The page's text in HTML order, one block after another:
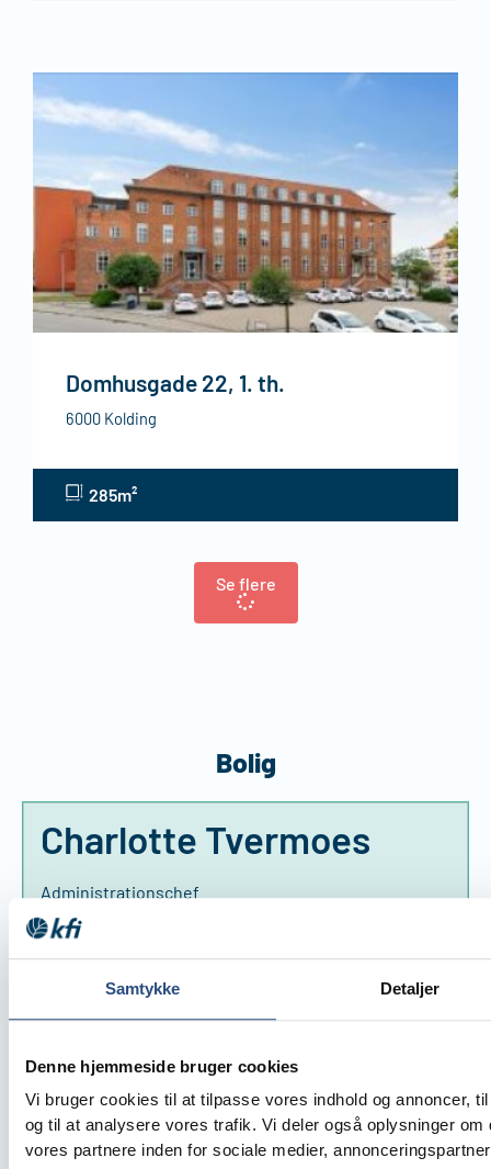
Samtykke Detaljer
Denne hjemmeside bruger cookies
Vi bruger cookies til at tilpasse vores indhold og annoncer,
og til at analysere vores trafik. Vi deler også oplysninger
vores partnere inden for sociale medier,
Domhusgade 22, 1. th.
6000 Kolding
285m²
Se flere
Bolig
Charlotte Tvermoes
Administrationschef
Direkte: 39 15 60 50
Mobil: 20 23 50 30
Mail: ct@kfi.dk